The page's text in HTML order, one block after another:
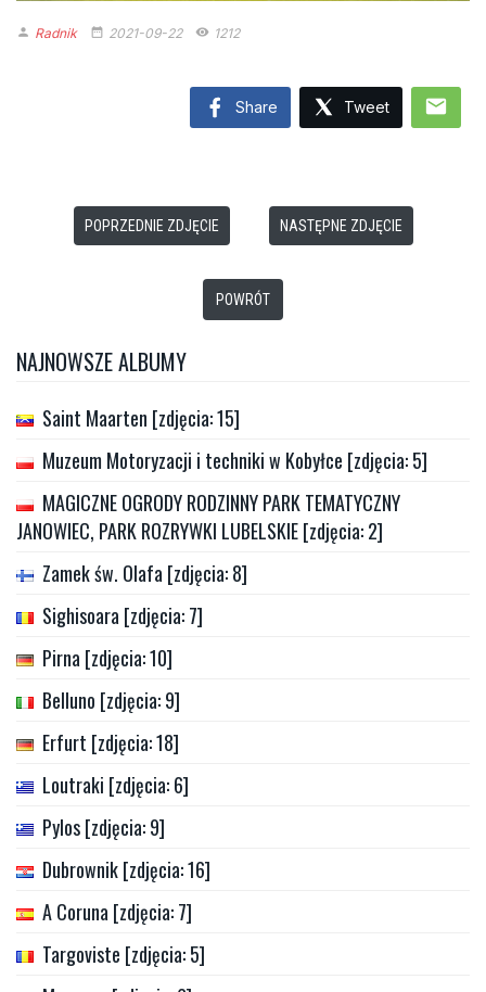
person Radnik date_range 2021-09-22 remove_red_eye 1212
Share Tweet mail
POPRZEDNIE ZDJĘCIE NASTĘPNE ZDJĘCIE
POWRÓT
NAJNOWSZE ALBUMY
Saint Maarten [zdjęcia: 15]
Muzeum Motoryzacji i techniki w Kobyłce [zdjęcia: 5]
MAGICZNE OGRODY RODZINNY PARK TEMATYCZNY
JANOWIEC, PARK ROZRYWKI LUBELSKIE [zdjęcia: 2]
Zamek św. Olafa [zdjęcia: 8]
Sighisoara [zdjęcia: 7]
Pirna [zdjęcia: 10]
Belluno [zdjęcia: 9]
Erfurt [zdjęcia: 18]
Loutraki [zdjęcia: 6]
Pylos [zdjęcia: 9]
Dubrownik [zdjęcia: 16]
A Coruna [zdjęcia: 7]
Targoviste [zdjęcia: 5]